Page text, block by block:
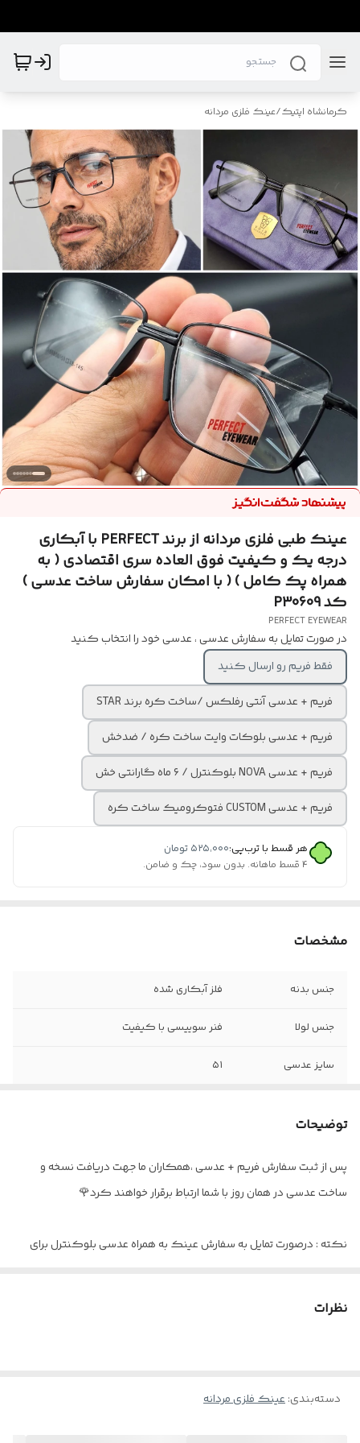
کرمانشاه اپتیک/عینک فلزی مردانه
عینک طبی فلزی مردانه از برند PERFECT با آبکاری
درجه یک و کیفیت فوق العاده سری اقتصادی ( به
همراه پک کامل ) ( با امکان سفارش ساخت عدسی )
کد P30609
PERFECT EYEWEAR
در صورت تمایل به سفارش عدسی ، عدسی خود را انتخاب کنید
فقط فریم رو ارسال کنید
فریم + عدسی آنتی رفلکس /ساخت کره برند STAR
فریم + عدسی بلوکات وایت ساخت کره / ضدخش
فریم + عدسی NOVA بلوکنترل / ۶ ماه گارانتی خش
فریم + عدسی CUSTOM فتوکرومیک ساخت کره
هر قسط با ترب‌پی:۵۲۵٬۰۰۰ تومان
۴ قسط ماهانه. بدون سود، چک و ضامن.
مشخصات
جنس بدنه فلز آبکاری شده
جنس لولا فنر سوییسی با کیفیت
سایز عدسی ۵۱
توضیحات
پس از ثبت سفارش فریم + عدسی ،همکاران ما جهت دریافت نسخه و
ساخت عدسی در همان روز با شما ارتباط برقرار خواهند کرد🌹
نکته : درصورت تمایل به سفارش عینک به همراه عدسی بلوکنترل برای
نظرات
دسته‌بندی:عینک فلزی مردانه